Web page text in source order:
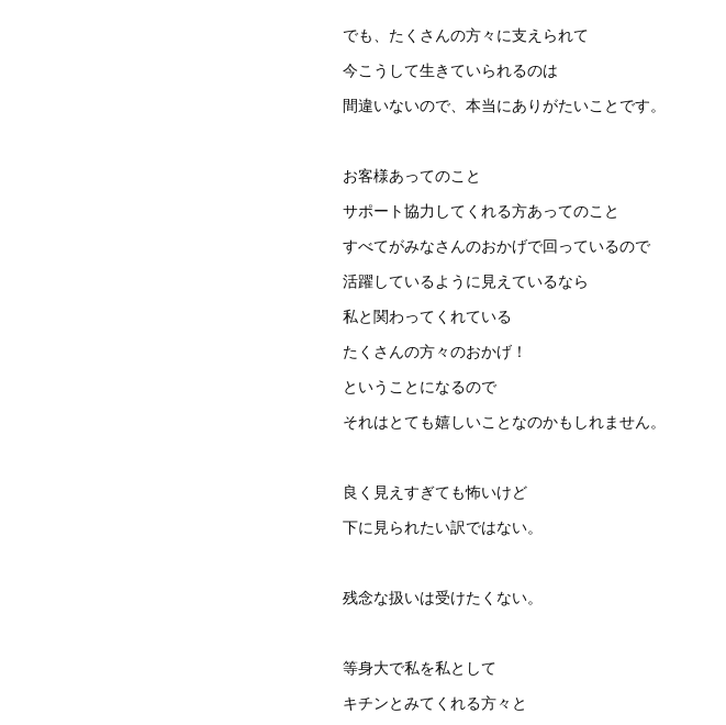
でも、たくさんの方々に支えられて
今こうして生きていられるのは
間違いないので、本当にありがたいことです。
お客様あってのこと
サポート協力してくれる方あってのこと
すべてがみなさんのおかげで回っているので
活躍しているように見えているなら
私と関わってくれている
たくさんの方々のおかげ！
ということになるので
それはとても嬉しいことなのかもしれません。
良く見えすぎても怖いけど
下に見られたい訳ではない。
残念な扱いは受けたくない。
等身大で私を私として
キチンとみてくれる方々と